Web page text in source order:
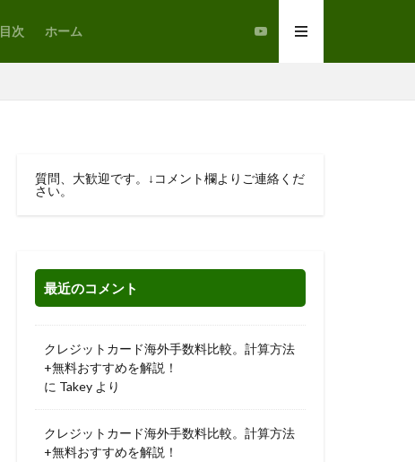
目次 ホーム
質問、大歓迎です。↓コメント欄よりご連絡くだ
さい。
最近のコメント
クレジットカード海外手数料比較。計算方法
+無料おすすめを解説！
に Takey より
クレジットカード海外手数料比較。計算方法
+無料おすすめを解説！